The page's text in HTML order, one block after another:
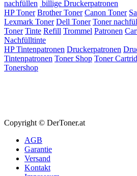
nachfüllen billige Druckerpatronen
HP Toner Brother Toner Canon Toner
Lexmark Toner Dell Toner Toner
Toner Tinte Refill Trommel Patronen
Nachfülltinte
HP Tintenpatronen Druckerpatronen
Tintenpatronen Toner Shop Toner
Tonershop
Copyright © DerToner.at
AGB
Garantie
Versand
Kontakt